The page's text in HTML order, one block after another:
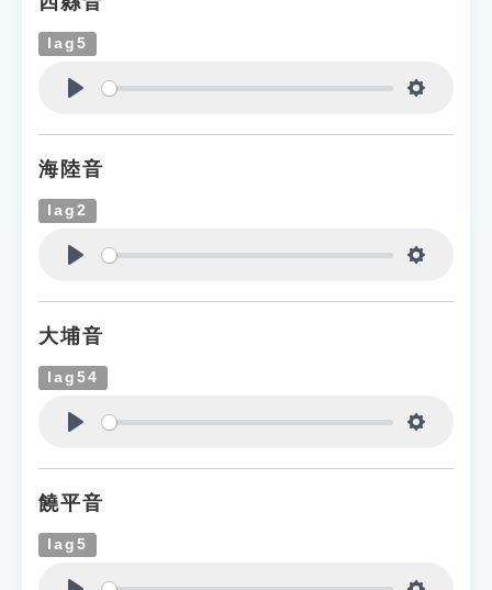
lag5
海陸音
lag2
大埔音
lag54
饒平音
lag5